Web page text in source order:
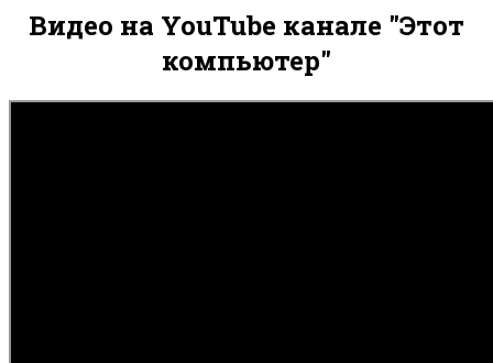
Видео на YouTube канале "Этот
компьютер"